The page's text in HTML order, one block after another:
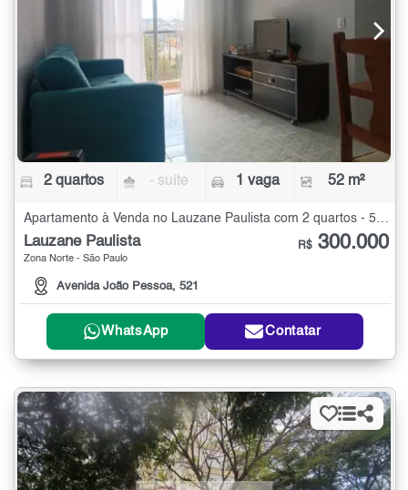
2 quartos - suíte 1 vaga 52 m²
Apartamento à Venda no Lauzane Paulista com 2 quartos - 52 m²
Lauzane Paulista
Zona Norte - São Paulo
Avenida João Pessoa, 521
R$ 300.000
WhatsApp Contatar